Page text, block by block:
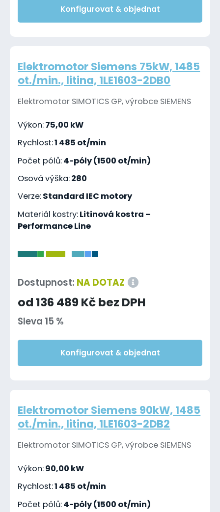
Konfigurovat & objednat
Elektromotor Siemens 75kW, 1485
ot./min., litina, 1LE1603-2DB0
Elektromotor SIMOTICS GP, výrobce SIEMENS
Výkon:75,00 kW
Rychlost:1 485 ot/min
Počet pólů:4-póly (1500 ot/min)
Osová výška:280
Verze:Standard IEC motory
Materiál kostry:Litinová kostra –
Performance Line
Dostupnost: NA DOTAZ
od 136 489 Kč bez DPH
Sleva 15 %
Konfigurovat & objednat
Elektromotor Siemens 90kW, 1485
ot./min., litina, 1LE1603-2DB2
Elektromotor SIMOTICS GP, výrobce SIEMENS
Výkon:90,00 kW
Rychlost:1 485 ot/min
Počet pólů:4-póly (1500 ot/min)